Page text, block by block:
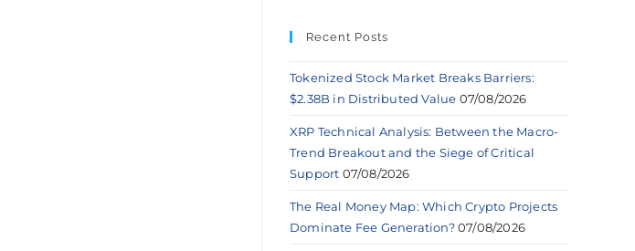
Recent Posts
Tokenized Stock Market Breaks Barriers:
$2.38B in Distributed Value 07/08/2026
XRP Technical Analysis: Between the Macro-
Trend Breakout and the Siege of Critical
Support 07/08/2026
The Real Money Map: Which Crypto Projects
Dominate Fee Generation? 07/08/2026